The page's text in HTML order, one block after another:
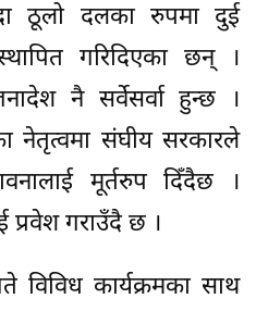
ठूलो दलका रुपमा दुई
गरिदिएका छन् ।
नै सर्वेसर्वा हुन्छ ।
नेतृत्वमा संघीय सरकारले
मूर्तरुप दिँदैछ ।
प्रवेश गराउँदै छ ।
कार्यक्रमका साथ